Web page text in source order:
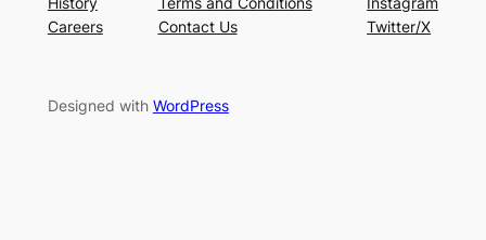
Careers
Contact Us
Twitter/X
Designed with WordPress